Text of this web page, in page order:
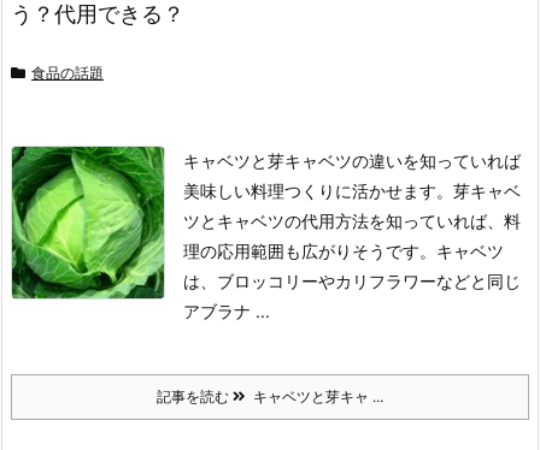
う？代用できる？
食品の話題
キャベツと芽キャベツの違いを知っていれば
美味しい料理つくりに活かせます。 芽キャベ
ツとキャベツの代用方法を知っていれば、料
理の応用範囲も広がりそうです。 キャベツ
は、ブロッコリーやカリフラワーなどと同じ
アブラナ ...
記事を読む キャベツと芽キャ ...